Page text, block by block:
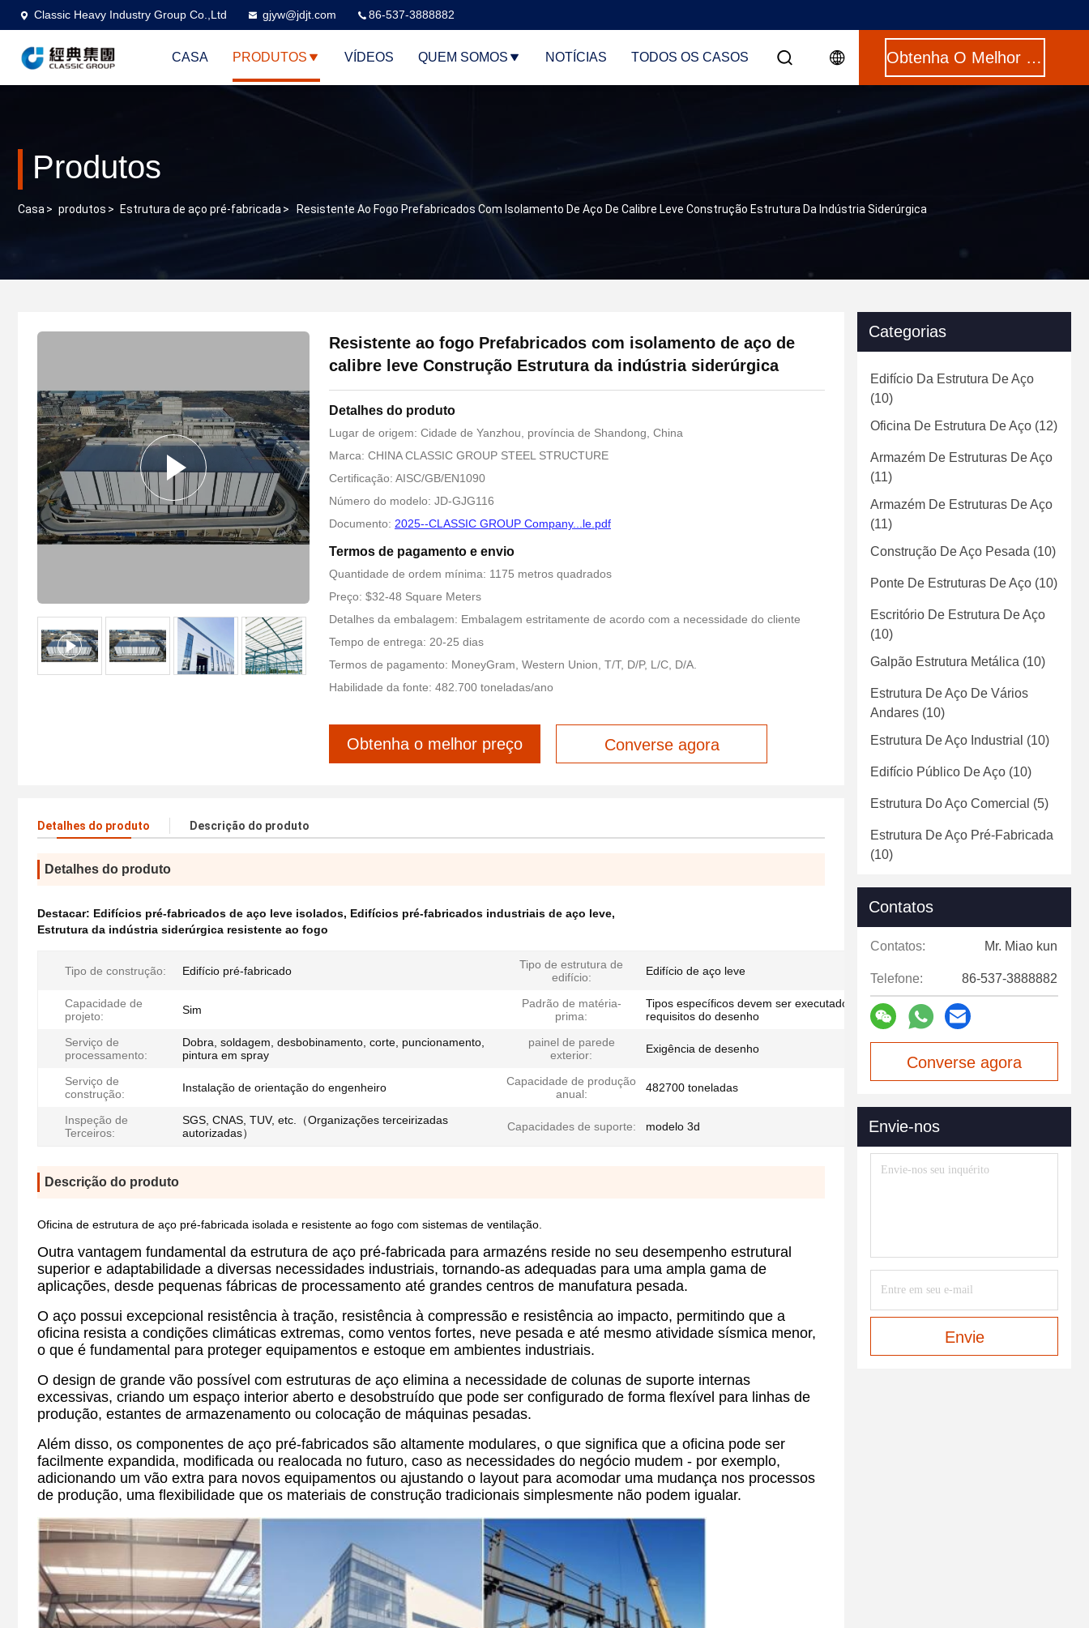
Classic Heavy Industry Group Co.,Ltd gjyw@jdjt.com 86-537-3888882
CASA PRODUTOS VÍDEOS QUEM SOMOS NOTÍCIAS TODOS OS CASOS Obtenha O Melhor Preço
Produtos
Casa> produtos > Estrutura de aço pré-fabricada> Resistente Ao Fogo Prefabricados Com Isolamento De Aço De Calibre Leve Construção Estrutura Da Indústria Siderúrgica
Resistente ao fogo Prefabricados com isolamento de aço de
calibre leve Construção Estrutura da indústria siderúrgica
Detalhes do produto
Lugar de origem: Cidade de Yanzhou, província de Shandong, China
Marca: CHINA CLASSIC GROUP STEEL STRUCTURE
Certificação: AISC/GB/EN1090
Número do modelo: JD-GJG116
Documento: 2025--CLASSIC GROUP Company...le.pdf
Termos de pagamento e envio
Quantidade de ordem mínima: 1175 metros quadrados
Preço: $32-48 Square Meters
Detalhes da embalagem: Embalagem estritamente de acordo com a necessidade do cliente
Tempo de entrega: 20-25 dias
Termos de pagamento: MoneyGram, Western Union, T/T, D/P, L/C, D/A.
Habilidade da fonte: 482.700 toneladas/ano
Obtenha o melhor preço Converse agora
Detalhes do produto Descrição do produto
Detalhes do produto
Destacar: Edifícios pré-fabricados de aço leve isolados, Edifícios pré-fabricados industriais de aço leve,
Estrutura da indústria siderúrgica resistente ao fogo
Tipo de construção: Edifício pré-fabricado
Tipo de estrutura de
edifício:
Edifício de aço leve
Capacidade de
projeto:
Sim
Padrão de matéria-
prima:
Tipos específicos devem ser executados de acordo com os
requisitos do desenho
Serviço de
processamento:
Dobra, soldagem, desbobinamento, corte, puncionamento,
pintura em spray
painel de parede
exterior:
Exigência de desenho
Serviço de
construção:
Instalação de orientação do engenheiro
Capacidade de produção
anual:
482700 toneladas
Inspeção de
Terceiros:
SGS, CNAS, TUV, etc.（Organizações terceirizadas
autorizadas）
Capacidades de suporte: modelo 3d
Descrição do produto
Oficina de estrutura de aço pré-fabricada isolada e resistente ao fogo com sistemas de ventilação.
Outra vantagem fundamental da estrutura de aço pré-fabricada para armazéns reside no seu desempenho estrutural
superior e adaptabilidade a diversas necessidades industriais, tornando-as adequadas para uma ampla gama de
aplicações, desde pequenas fábricas de processamento até grandes centros de manufatura pesada.
O aço possui excepcional resistência à tração, resistência à compressão e resistência ao impacto, permitindo que a
oficina resista a condições climáticas extremas, como ventos fortes, neve pesada e até mesmo atividade sísmica menor,
o que é fundamental para proteger equipamentos e estoque em ambientes industriais.
O design de grande vão possível com estruturas de aço elimina a necessidade de colunas de suporte internas
excessivas, criando um espaço interior aberto e desobstruído que pode ser configurado de forma flexível para linhas de
produção, estantes de armazenamento ou colocação de máquinas pesadas.
Além disso, os componentes de aço pré-fabricados são altamente modulares, o que significa que a oficina pode ser
facilmente expandida, modificada ou realocada no futuro, caso as necessidades do negócio mudem - por exemplo,
adicionando um vão extra para novos equipamentos ou ajustando o layout para acomodar uma mudança nos processos
de produção, uma flexibilidade que os materiais de construção tradicionais simplesmente não podem igualar.
Categorias
Edifício Da Estrutura De Aço
(10)
Oficina De Estrutura De Aço (12)
Armazém De Estruturas De Aço
(11)
Armazém De Estruturas De Aço
(11)
Construção De Aço Pesada (10)
Ponte De Estruturas De Aço (10)
Escritório De Estrutura De Aço
(10)
Galpão Estrutura Metálica (10)
Estrutura De Aço De Vários
Andares (10)
Estrutura De Aço Industrial (10)
Edifício Público De Aço (10)
Estrutura Do Aço Comercial (5)
Estrutura De Aço Pré-Fabricada
(10)
Contatos
Contatos: Mr. Miao kun
Telefone: 86-537-3888882
Converse agora
Envie-nos
Envie